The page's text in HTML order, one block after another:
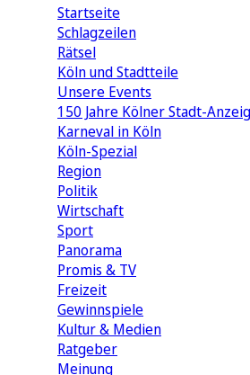
Startseite
Schlagzeilen
Rätsel
Köln und Stadtteile
Unsere Events
150 Jahre Kölner Stadt-
Karneval in Köln
Köln-Spezial
Region
Politik
Wirtschaft
Sport
Panorama
Promis & TV
Freizeit
Gewinnspiele
Kultur & Medien
Ratgeber
Meinung